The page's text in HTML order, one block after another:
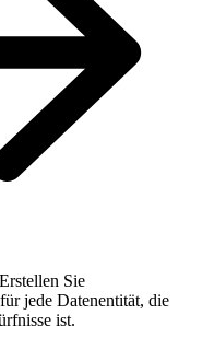
Erstellen Sie
jede Datenentität, die
ist.